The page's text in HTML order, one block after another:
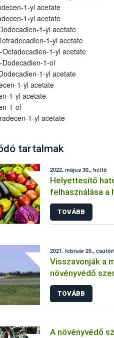
1-yl acetate
1-yl acetate
1-yl acetate
1-yl acetate
Octadecadien-1-yl acetate
Dodecadien-1-ol
1-yl acetate
1-yl acetate
1-yl acetate
1-ol
1-yl acetate
tartalmak
2022. május 30., hétfő
Helyettesítő
felhasználása a
TOVÁBB
2021. február 25.,
Visszavonják a
növényvédő
TOVÁBB
A növényvédő